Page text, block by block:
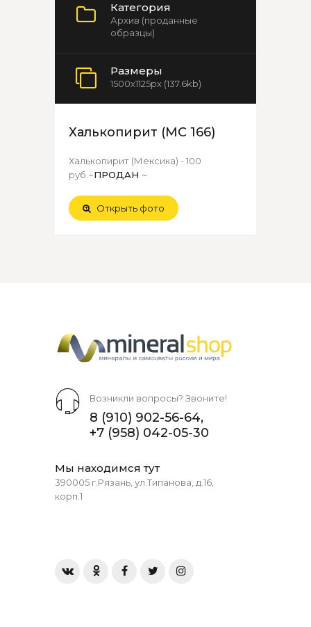
Категория
Архив (проданные
образцы)
Размеры
1500x1125px (137.6kb)
Халькопирит (МС 166)
Халькопирит (Мексика) - 100
руб.~ПРОДАН ~
Открыть фото
Возникли вопросы? Звоните!
8 (910) 902-56-64,
+7 (958) 042-05-30
Мы находимся тут
390005 г.Рязань, ул.Типанова, д.16,
корп.1